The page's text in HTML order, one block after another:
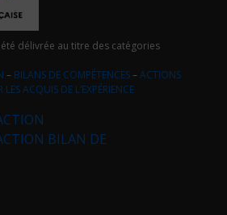
délivrée au titre des catégories
– BILANS DE COMPÉTENCES–ACTIONS
ACQUIS DE L’EXPÉRIENCE
BILAN DE